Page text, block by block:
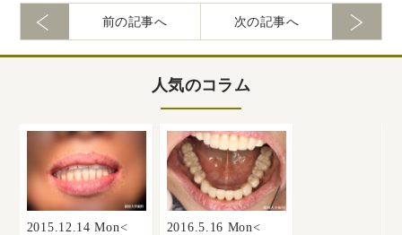
前の記事へ 次の記事へ
人気のコラム
2015.12.14 Mon< 2016.5.16 Mon<